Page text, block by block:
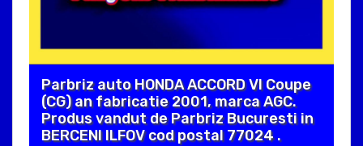
Parbriz auto HONDA ACCORD VI Coupe
(CG) an fabricatie 2001, marca AGC.
Produs vandut de Parbriz Bucuresti in
BERCENI ILFOV cod postal 77024 .